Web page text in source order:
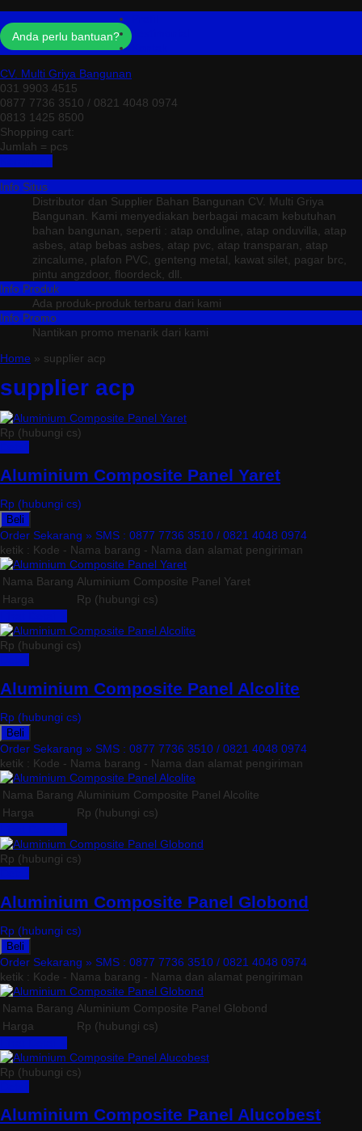
Anda perlu bantuan?
CV. Multi Griya Bangunan
031 9903 4515
0877 7736 3510 / 0821 4048 0974
0813 1425 8500
Shopping cart:
Jumlah = pcs
Info Situs
Distributor dan Supplier Bahan Bangunan CV. Multi Griya
Bangunan. Kami menyediakan berbagai macam kebutuhan
bahan bangunan, seperti : atap onduline, atap onduvilla, atap
asbes, atap bebas asbes, atap pvc, atap transparan, atap
zincalume, plafon PVC, genteng metal, kawat silet, pagar brc,
pintu angzdoor, floordeck, dll.
Info Produk
Ada produk-produk terbaru dari kami
Info Promo
Nantikan promo menarik dari kami
Home » supplier acp
supplier acp
Rp (hubungi cs)
Aluminium Composite Panel Yaret
Rp (hubungi cs)
Beli
Order Sekarang » SMS : 0877 7736 3510 / 0821 4048 0974
ketik : Kode - Nama barang - Nama dan alamat pengiriman
Nama Barang Aluminium Composite Panel Yaret
Harga
Rp (hubungi cs)
Rp (hubungi cs)
Aluminium Composite Panel Alcolite
Rp (hubungi cs)
Beli
Order Sekarang » SMS : 0877 7736 3510 / 0821 4048 0974
ketik : Kode - Nama barang - Nama dan alamat pengiriman
Nama Barang Aluminium Composite Panel Alcolite
Harga
Rp (hubungi cs)
Rp (hubungi cs)
Aluminium Composite Panel Globond
Rp (hubungi cs)
Beli
Order Sekarang » SMS : 0877 7736 3510 / 0821 4048 0974
ketik : Kode - Nama barang - Nama dan alamat pengiriman
Nama Barang Aluminium Composite Panel Globond
Harga
Rp (hubungi cs)
Rp (hubungi cs)
Aluminium Composite Panel Alucobest